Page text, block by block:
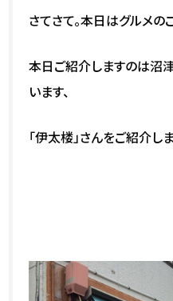
さてさて。本日はグルメの
本日ご紹介しますのは沼
います、
「伊太楼」さんをご紹介します！